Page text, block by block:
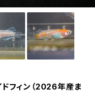
フィン（2026年産ま